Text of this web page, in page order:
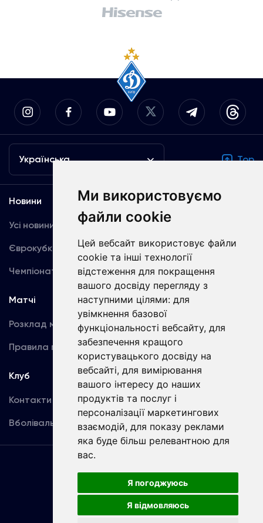
Ми використовуємо
файли cookie
Цей вебсайт використовує файли
cookie та інші технології
відстеження для покращення
вашого досвіду перегляду з
наступними цілями: для
увімкнення базової
функціональності вебсайту, для
забезпечення кращого
користувацького досвіду на
вебсайті, для вимірювання
вашого інтересу до наших
продуктів та послуг і
персоналізації маркетингових
взаємодій, для показу реклами
яка буде більш релевантною для
вас.
Я погоджуюсь
Я відмовляюсь
Українська Top
Новини
Усі новини
Єврокубки
Чемпіонат України
Медіа
Динамо TV
Фотогалерея
Акредитація
Матчі
Розклад матчів
Правила поведінки
Команда
Перша команда
U19
Клуб
Контакти
Вболівальникам
Угода
користувача
Copyright © ФК «Динамо» Київ